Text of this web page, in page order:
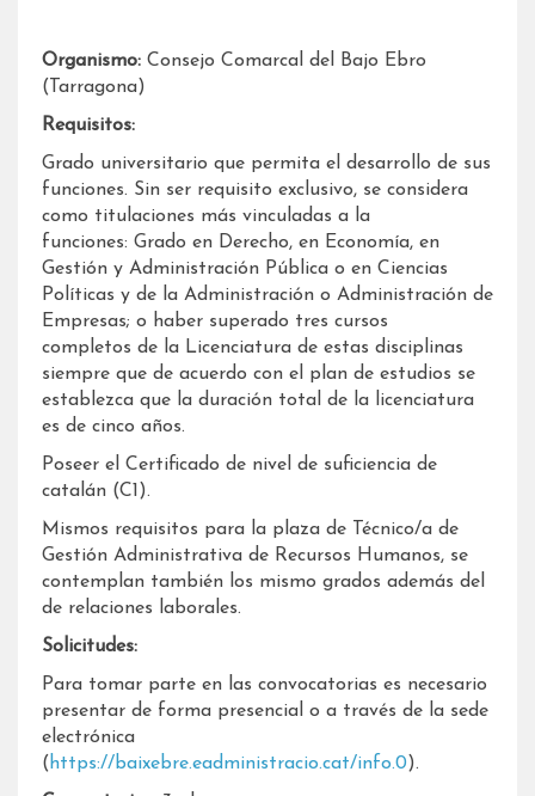
Organismo: Consejo Comarcal del Bajo Ebro
(Tarragona)
Requisitos:
Grado universitario que permita el desarrollo de sus
funciones. Sin ser requisito exclusivo, se considera
como titulaciones más vinculadas a la
funciones: Grado en Derecho, en Economía, en
Gestión y Administración Pública o en Ciencias
Políticas y de la Administración o Administración de
Empresas; o haber superado tres cursos
completos de la Licenciatura de estas disciplinas
siempre que de acuerdo con el plan de estudios se
establezca que la duración total de la licenciatura
es de cinco años.
Poseer el Certificado de nivel de suficiencia de
catalán (C1).
Mismos requisitos para la plaza de Técnico/a de
Gestión Administrativa de Recursos Humanos, se
contemplan también los mismo grados además del
de relaciones laborales.
Solicitudes:
Para tomar parte en las convocatorias es necesario
presentar de forma presencial o a través de la sede
electrónica
( https://baixebre.eadministracio.cat/info.0).